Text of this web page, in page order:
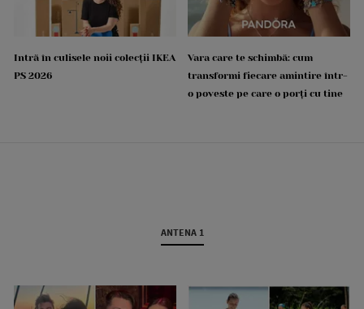
Intră în culisele noii colecții IKEA
PS 2026
Vara care te schimbă: cum
transformi fiecare amintire într-
o poveste pe care o porți cu tine
ANTENA 1